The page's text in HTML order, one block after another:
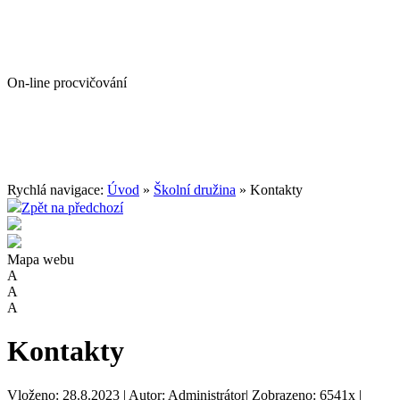
On-line procvičování
Rychlá navigace: Úvod » Školní družina » Kontakty
Zpět na předchozí
Mapa webu
A
A
A
Kontakty
Vloženo: 28.8.2023 | Autor: Administrátor| Zobrazeno: 6541x |